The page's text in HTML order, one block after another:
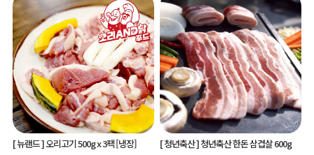
[ 뉴랜드 ]오리고기 500g x 3팩 [냉장] [ 청년축산 ]청년축산 한돈 삼겹살 600g